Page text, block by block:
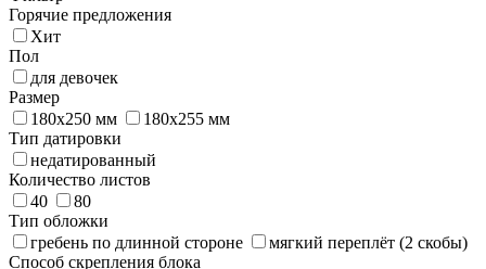
Горячие предложения
Хит
Пол
для девочек
Размер
180x250 мм
180х255 мм
Тип датировки
недатированный
Количество листов
40
80
Тип обложки
гребень по длинной стороне
мягкий переплёт (2 скобы)
Способ скрепления блока